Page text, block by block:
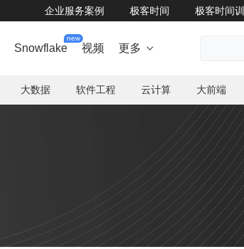
企业服务案例 极客时间 极客时间
Snowflake
new
视频 更多 
大数据 软件工程 云计算 大前端